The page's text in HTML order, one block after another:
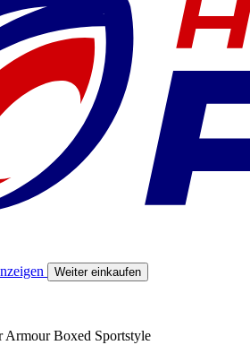
Weiter einkaufen
Armour Boxed Sportstyle